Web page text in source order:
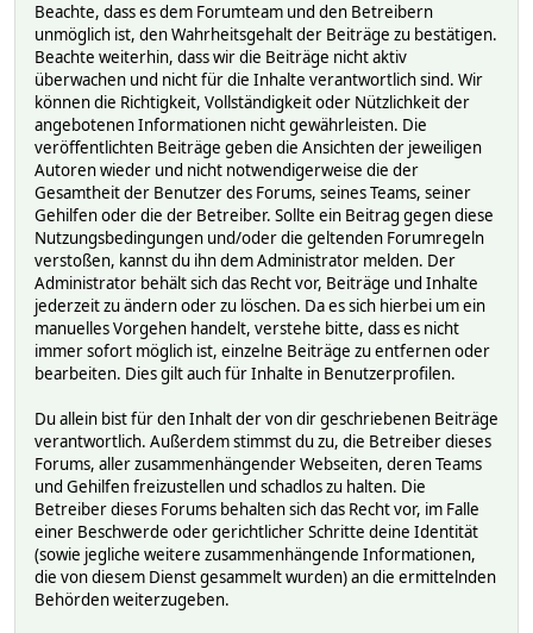
Beachte, dass es dem Forumteam und den Betreibern
unmöglich ist, den Wahrheitsgehalt der Beiträge zu bestätigen.
Beachte weiterhin, dass wir die Beiträge nicht aktiv
überwachen und nicht für die Inhalte verantwortlich sind. Wir
können die Richtigkeit, Vollständigkeit oder Nützlichkeit der
angebotenen Informationen nicht gewährleisten. Die
veröffentlichten Beiträge geben die Ansichten der jeweiligen
Autoren wieder und nicht notwendigerweise die der
Gesamtheit der Benutzer des Forums, seines Teams, seiner
Gehilfen oder die der Betreiber. Sollte ein Beitrag gegen diese
Nutzungsbedingungen und/oder die geltenden Forumregeln
verstoßen, kannst du ihn dem Administrator melden. Der
Administrator behält sich das Recht vor, Beiträge und Inhalte
jederzeit zu ändern oder zu löschen. Da es sich hierbei um ein
manuelles Vorgehen handelt, verstehe bitte, dass es nicht
immer sofort möglich ist, einzelne Beiträge zu entfernen oder
bearbeiten. Dies gilt auch für Inhalte in Benutzerprofilen.
Du allein bist für den Inhalt der von dir geschriebenen Beiträge
verantwortlich. Außerdem stimmst du zu, die Betreiber dieses
Forums, aller zusammenhängender Webseiten, deren Teams
und Gehilfen freizustellen und schadlos zu halten. Die
Betreiber dieses Forums behalten sich das Recht vor, im Falle
einer Beschwerde oder gerichtlicher Schritte deine Identität
(sowie jegliche weitere zusammenhängende Informationen,
die von diesem Dienst gesammelt wurden) an die ermittelnden
Behörden weiterzugeben.